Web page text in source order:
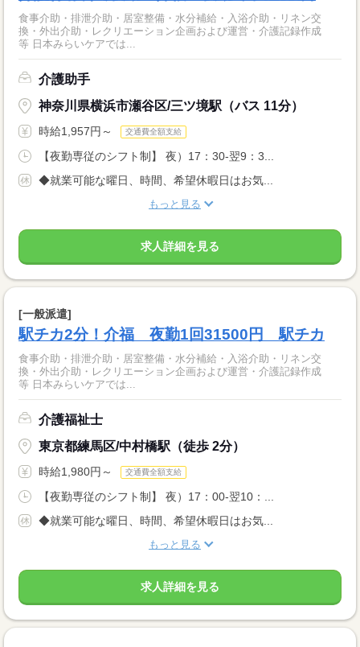
食事介助・排泄介助・居室整備・水分補給・入浴介助・リネン交
換・外出介助・レクリエーション企画および運営・介護記録作成
等 日本みらいケアでは...
介護助手
神奈川県横浜市瀬谷区/三ツ境駅（バス 11分）
時給1,957円～ 交通費全額支給
【夜勤専従のシフト制】 夜）17：30-翌9：3...
◆就業可能な曜日、時間、希望休暇日はお気...
もっと見る
求人詳細を見る
[一般派遣]
駅チカ2分！介福 夜勤1回31500円 駅チカ
食事介助・排泄介助・居室整備・水分補給・入浴介助・リネン交
換・外出介助・レクリエーション企画および運営・介護記録作成
等 日本みらいケアでは...
介護福祉士
東京都練馬区/中村橋駅（徒歩 2分）
時給1,980円～ 交通費全額支給
【夜勤専従のシフト制】 夜）17：00-翌10：...
◆就業可能な曜日、時間、希望休暇日はお気...
もっと見る
求人詳細を見る